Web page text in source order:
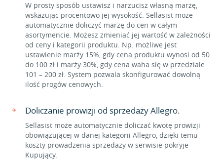
W prosty sposób ustawisz i narzucisz własną marżę,
wskazując procentowo jej wysokość. Sellasist może
automatycznie doliczyć marżę do cen w całym
asortymencie. Możesz zmieniać jej wartość w zależności
od ceny i kategorii produktu. Np. możliwe jest
ustawienie marży 15%, gdy cena produktu wynosi od 50
do 100 zł i marży 30%, gdy cena waha się w przedziale
101 – 200 zł. System pozwala skonfigurować dowolną
ilość progów cenowych.
Doliczanie prowizji od sprzedaży Allegro.
Sellasist może automatycznie doliczać kwotę prowizji
obowiązującej w danej kategorii Allegro, dzięki temu
koszty prowadzenia sprzedaży w serwisie pokryje
Kupujący.